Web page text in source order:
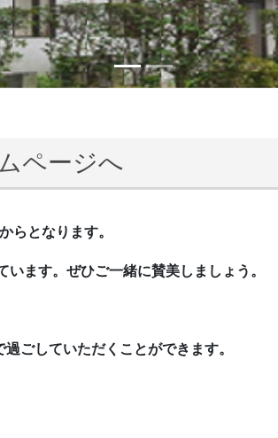
ページへ
らとなります。
います。ぜひご一緒に賛美しましょう。
ごしていただくことができます。